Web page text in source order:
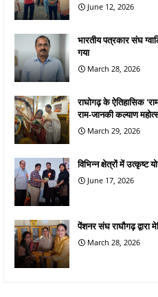
June 12, 2026
भारतीय पत्रकार संघ
गया
March 28, 2026
राघोगढ़ के ऐतिहासिक
राम-जानकी कल्याण
March 29, 2026
विभिन्न क्षेत्रों में उत्कृष्ट
June 17, 2026
पेंशनर संघ राघौगढ़ द्वारा
March 28, 2026